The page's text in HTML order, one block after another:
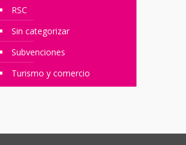
RSC
Sin categorizar
Subvenciones
Turismo y comercio